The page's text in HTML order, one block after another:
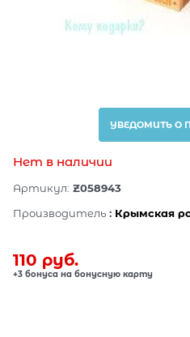
УВЕДОМИТЬ О
Нет в наличии
Артикул: Z058943
Производитель : Крымская
110 руб.
+3 бонуса на бонусную карту